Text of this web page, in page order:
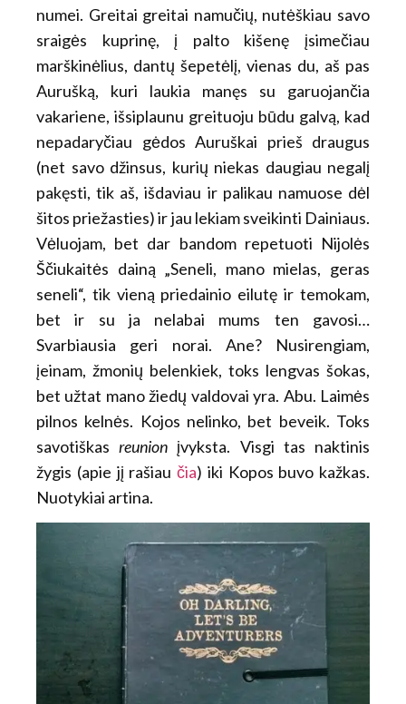
numei. Greitai greitai namučių, nutėškiau savo
sraigės kuprinę, į palto kišenę įsimečiau
marškinėlius, dantų šepetėlį, vienas du, aš pas
Aurušką, kuri laukia manęs su garuojančia
vakariene, išsiplaunu greituoju būdu galvą, kad
nepadaryčiau gėdos Auruškai prieš draugus
(net savo džinsus, kurių niekas daugiau negalį
pakęsti, tik aš, išdaviau ir palikau namuose dėl
šitos priežasties) ir jau lekiam sveikinti Dainiaus.
Vėluojam, bet dar bandom repetuoti Nijolės
Ščiukaitės dainą „Seneli, mano mielas, geras
seneli“, tik vieną priedainio eilutę ir temokam,
bet ir su ja nelabai mums ten gavosi…
Svarbiausia geri norai. Ane? Nusirengiam,
įeinam, žmonių belenkiek, toks lengvas šokas,
bet užtat mano žiedų valdovai yra. Abu. Laimės
pilnos kelnės. Kojos nelinko, bet beveik. Toks
savotiškasreunion įvyksta. Visgi tas naktinis
žygis (apie jį rašiau čia) iki Kopos buvo kažkas.
Nuotykiai artina.